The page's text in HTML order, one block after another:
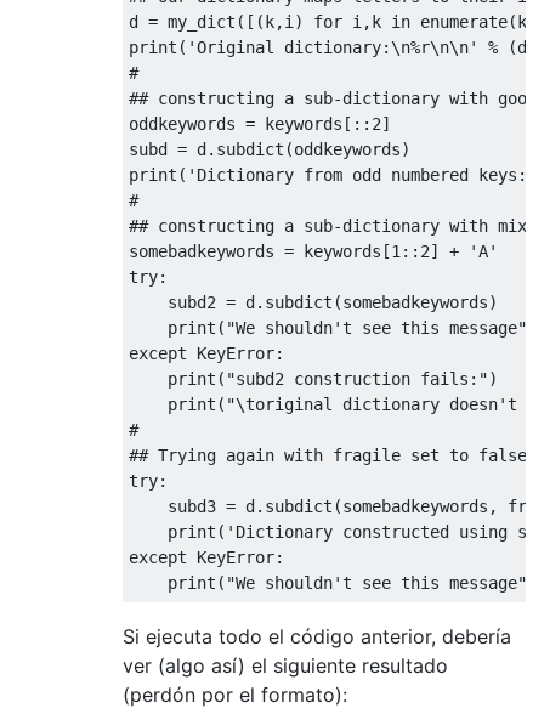
d = my_dict ([(k,i ) for i ,k in enumerate(
print ( 'Original dictionary:\n%r\n\n' % (d
#
## constructing a sub-dictionary with good
oddkeywords = keywords [:: 2]
subd = d. subdict (oddkeywords)
print ( 'Dictionary from odd numbered
#
## constructing a sub-dictionary with
somebadkeywords = keywords [1 :: 2] +
'A'
try:
    subd2
= d. subdict (somebadkeywords)
print ( "We shouldn't see this message"
except
KeyError:
print ( "subd2 construction fails:")
print ( "\toriginal dictionary doesn't
#
## Trying again with fragile set to false
try:
    subd3
= d. subdict (somebadkeywords ,
print ( 'Dictionary constructed using
except
KeyError:
print ( "We shouldn't see this message"
Si ejecuta todo el código anterior, debería
ver (algo así) el siguiente resultado
(perdón por el formato):